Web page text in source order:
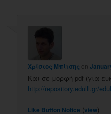
Χρίστος Μπίτσης on
Και σε μορφή pdf (για
http://repository.edulll.gr/
Like Button Notice (view)